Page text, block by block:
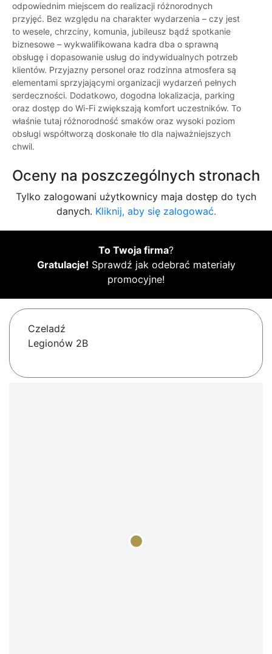
odpowiednim miejscem do realizacji różnorodnych
przyjęć. Bez względu na charakter wydarzenia – czy jest
to wesele, chrzciny, komunia, jubileusz bądź spotkanie
biznesowe – wykwalifikowana kadra dba o sprawną
obsługę i dopasowanie usług do indywidualnych potrzeb
klientów. Przyjazny personel oraz rodzinna atmosfera są
elementami sprzyjającymi organizacji wydarzeń pełnych
serdeczności. Dodatkowo, dogodna lokalizacja, parking
oraz dostęp do Wi-Fi zwiększają komfort uczestników. To
właśnie tutaj różnorodność smaków oraz wysoki poziom
obsługi współtworzą doskonałe tło dla najważniejszych
chwil.
Oceny na poszczególnych stronach
Tylko zalogowani użytkownicy maja dostęp do tych
danych. Kliknij, aby się zalogować.
To Twoja firma?
Gratulacje! Sprawdź jak odebrać materiały
promocyjne!
Czeladź
Legionów 2B